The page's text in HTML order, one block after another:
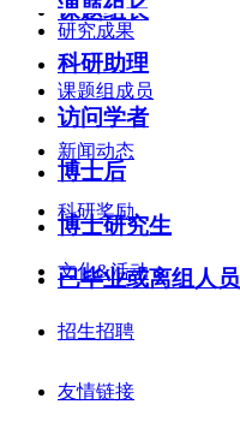
课题组长
科研助理
访问学者
博士后
博士研究生
已毕业或离组人员
研究成果
课题组成员
新闻动态
科研奖励
文化&活动
招生招聘
友情链接